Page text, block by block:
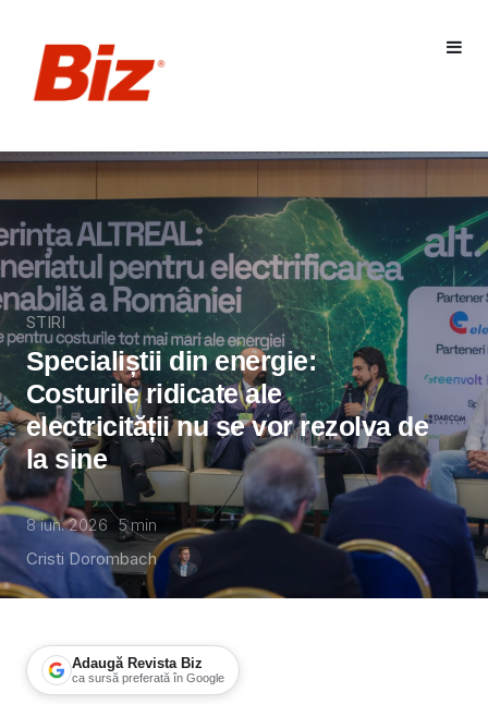
STIRI
Specialiștii din energie:
Costurile ridicate ale
electricității nu se vor rezolva de
la sine
8 iun. 2026 5min
Cristi Dorombach
Adaugă Revista Biz
ca sursă preferată în Google